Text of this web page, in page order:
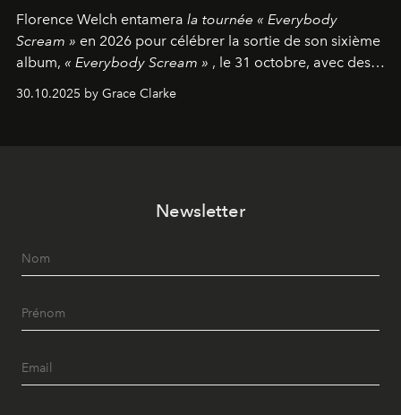
Florence Welch entamera la tournée « Everybody
Scream » en 2026 pour célébrer la sortie de son sixième
album, « Everybody Scream » , le 31 octobre, avec des
dates nord-américaines débutant en avril prochain.
30.10.2025 by Grace Clarke
Newsletter